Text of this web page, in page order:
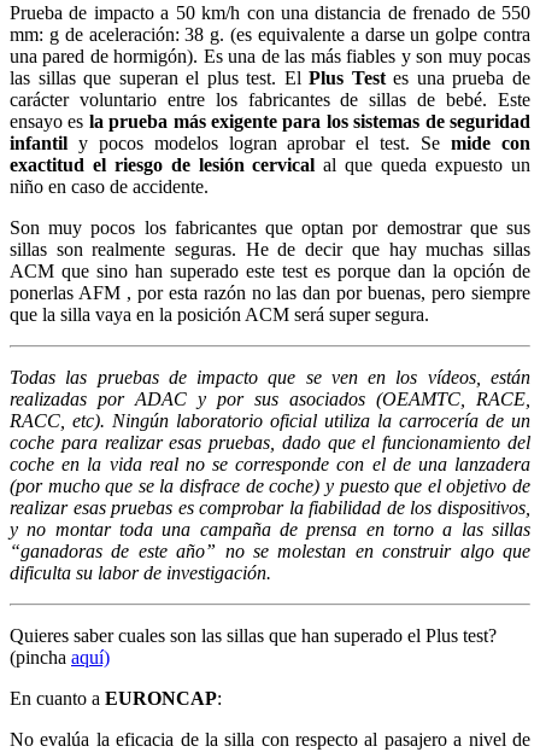
Prueba de impacto a 50 km/h con una distancia de frenado de 550
mm: g de aceleración: 38 g. (es equivalente a darse un golpe contra
una pared de hormigón). Es una de las más fiables y son muy pocas
las sillas que superan el plus test. ElPlus Testes una prueba de
carácter voluntario entre los fabricantes de sillas de bebé. Este
ensayo es la prueba más exigente para los sistemas de seguridad
infantil y pocos modelos logran aprobar el test. Semide con
exactitud el riesgo de lesión cervical al que queda expuesto un
niño en caso de accidente.
Son muy pocos los fabricantes que optan por demostrar que sus
sillas son realmente seguras. He de decir que hay muchas sillas
ACM que sino han superado este test es porque dan la opción de
ponerlas AFM , por esta razón no las dan por buenas, pero siempre
que la silla vaya en la posición ACM será super segura.
Todas las pruebas de impacto que se ven en los vídeos, están
realizadas por ADAC y por sus asociados (OEAMTC, RACE,
RACC, etc). Ningún laboratorio oficial utiliza la carrocería de un
coche para realizar esas pruebas, dado que el funcionamiento del
coche en la vida real no se corresponde con el de una lanzadera
(por mucho que se la disfrace de coche) y puesto que el objetivo de
realizar esas pruebas es comprobar la fiabilidad de los dispositivos,
y no montar toda una campaña de prensa en torno a las sillas
“ganadoras de este año” no se molestan en construir algo que
dificulta su labor de investigación.
Quieres saber cuales son las sillas que han superado el Plus test?
(pincha aquí)
En cuanto a EURONCAP:
No evalúa la eficacia de la silla con respecto al pasajero a nivel de